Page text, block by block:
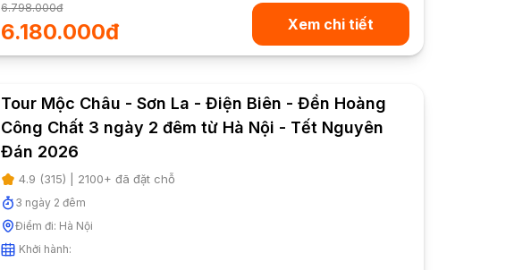
6.798.000đ
6.180.000đ Xem chi tiết
Tour Mộc Châu - Sơn La - Điện Biên - Đền Hoàng
Công Chất 3 ngày 2 đêm từ Hà Nội - Tết Nguyên
Đán 2026
4.9 (315) | 2100+ đã đặt chỗ
3 ngày 2 đêm
Điểm đi: Hà Nội
Khởi hành: